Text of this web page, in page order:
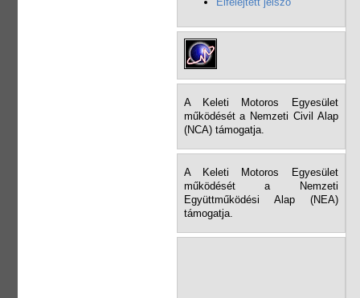
A Keleti Motoros Egyesület
működését a Nemzeti Civil Alap
(NCA) támogatja.
A Keleti Motoros Egyesület
működését a Nemzeti
Együttműködési Alap (NEA)
támogatja.